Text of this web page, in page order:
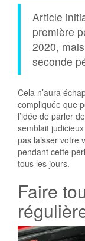
Article
première
2020,
seconde
Cela n’aura
compliquée que
l’idée de parler
semblait
pas laisser votre
pendant cette
tous les jours.
Faire